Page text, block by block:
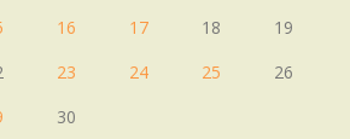
16 17 18
19
23 24 25
26
30